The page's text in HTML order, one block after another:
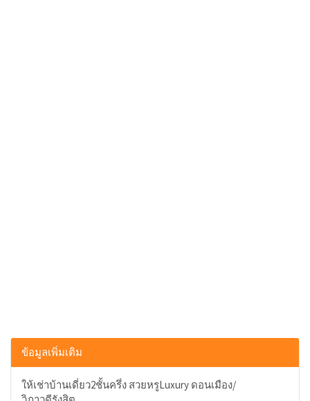
ข้อมูลเพิ่มเติม
ให้เช่าบ้านเดี่ยว2ชั้นครึ่ง สวยหรูLuxury ดอนเมือง/